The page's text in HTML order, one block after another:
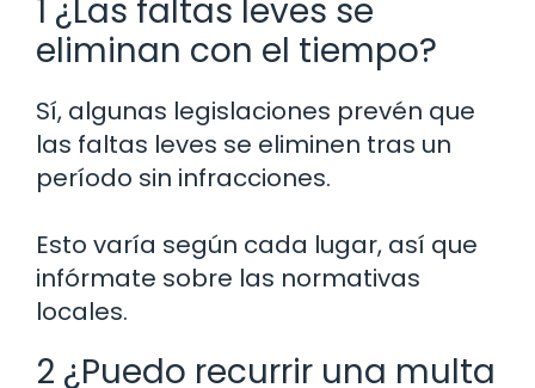
1 ¿Las faltas leves se
eliminan con el tiempo?
Sí, algunas legislaciones prevén que
las faltas leves se eliminen tras un
período sin infracciones.
Esto varía según cada lugar, así que
infórmate sobre las normativas
locales.
2 ¿Puedo recurrir una multa